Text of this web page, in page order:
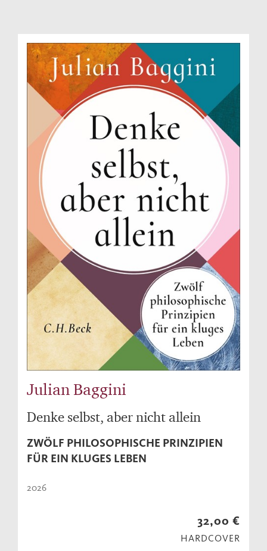
Julian Baggini
Denke selbst, aber nicht allein
ZWÖLF PHILOSOPHISCHE PRINZIPIEN
FÜR EIN KLUGES LEBEN
2026
32,00 €
HARDCOVER